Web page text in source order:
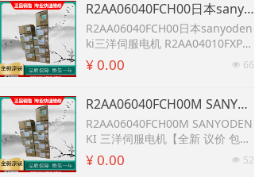
R2AA06040FCH00日本sanyodenki三洋伺服电机 R2AA04010FXP00 SANYODENKI三洋伺服电机【原装全新 议价 包邮】
R2AA06040FCH00日本sanyoden
ki三洋伺服电机 R2AA04010FXP0
0 SANYODENKI三洋伺服电机
【原装全新 议价 包邮】
넶 66
¥ 0.00
R2AA06040FCH00M SANYODENKI 三洋伺服电机【全新 议价 包邮】新品R2AA13200LXHW0山/三洋R2系列伺服2KW电机驱动控制器系统
R2AA06040FCH00M SANYODEN
KI 三洋伺服电机【全新 议价 包
邮】新品R2AA13200LXHW0山/三
洋R2系列伺服2KW电机驱动控制
넶 52
¥ 0.00